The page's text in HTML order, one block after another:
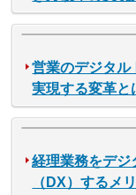
営業のデジタル
実現する変革と
経理業務をデジ
（DX）するメ